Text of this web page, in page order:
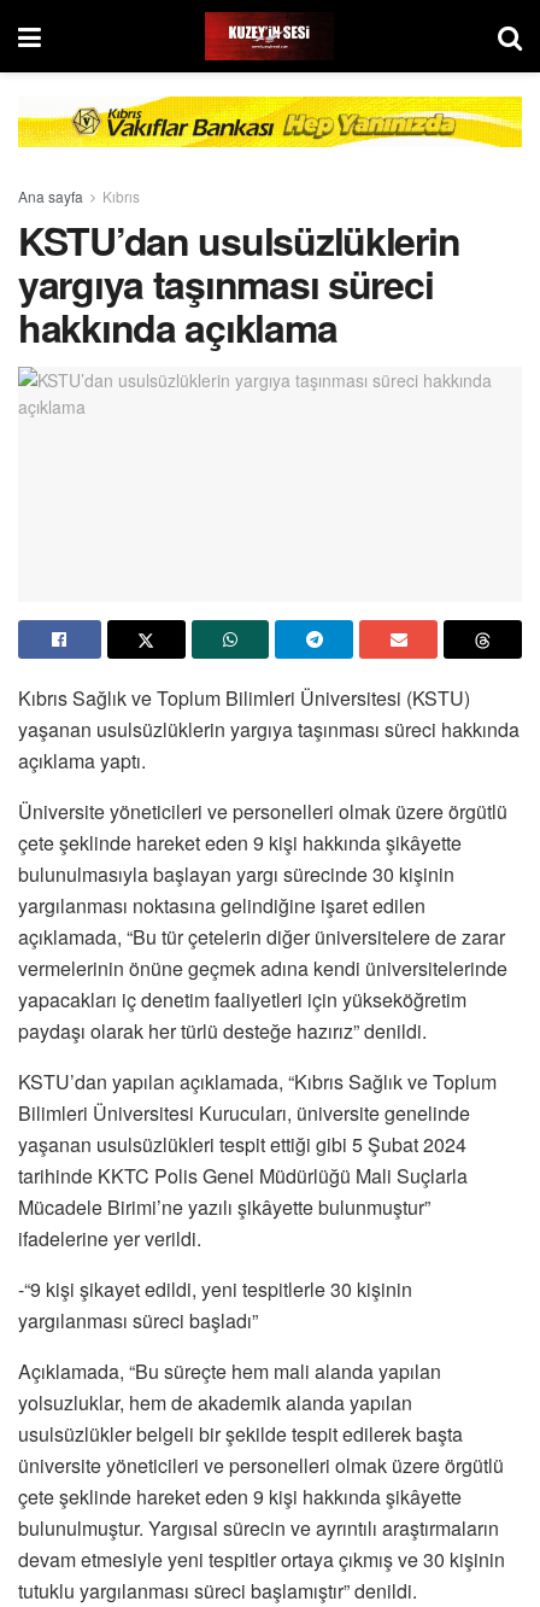
Ana sayfa Kıbrıs
KSTU’dan usulsüzlüklerin
yargıya taşınması süreci
hakkında açıklama
Kıbrıs Sağlık ve Toplum Bilimleri Üniversitesi (KSTU)
yaşanan usulsüzlüklerin yargıya taşınması süreci hakkında
açıklama yaptı.
Üniversite yöneticileri ve personelleri olmak üzere örgütlü
çete şeklinde hareket eden 9 kişi hakkında şikâyette
bulunulmasıyla başlayan yargı sürecinde 30 kişinin
yargılanması noktasına gelindiğine işaret edilen
açıklamada, “Bu tür çetelerin diğer üniversitelere de zarar
vermelerinin önüne geçmek adına kendi üniversitelerinde
yapacakları iç denetim faaliyetleri için yükseköğretim
paydaşı olarak her türlü desteğe hazırız” denildi.
KSTU’dan yapılan açıklamada, “Kıbrıs Sağlık ve Toplum
Bilimleri Üniversitesi Kurucuları, üniversite genelinde
yaşanan usulsüzlükleri tespit ettiği gibi 5 Şubat 2024
tarihinde KKTC Polis Genel Müdürlüğü Mali Suçlarla
Mücadele Birimi’ne yazılı şikâyette bulunmuştur”
ifadelerine yer verildi.
-“9 kişi şikayet edildi, yeni tespitlerle 30 kişinin
yargılanması süreci başladı”
Açıklamada, “Bu süreçte hem mali alanda yapılan
yolsuzluklar, hem de akademik alanda yapılan
usulsüzlükler belgeli bir şekilde tespit edilerek başta
üniversite yöneticileri ve personelleri olmak üzere örgütlü
çete şeklinde hareket eden 9 kişi hakkında şikâyette
bulunulmuştur. Yargısal sürecin ve ayrıntılı araştırmaların
devam etmesiyle yeni tespitler ortaya çıkmış ve 30 kişinin
tutuklu yargılanması süreci başlamıştır” denildi.